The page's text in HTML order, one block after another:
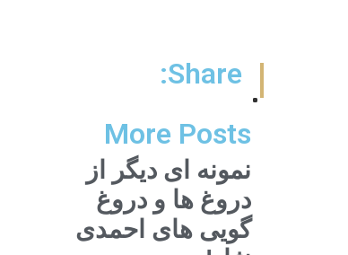
Share:
More Posts
نمونه ای دیگر از
دروغ ها و دروغ
گویی های احمدی